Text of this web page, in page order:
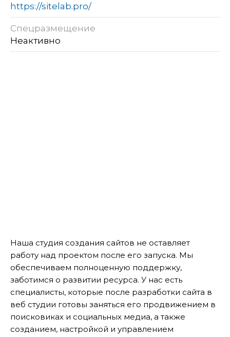
https://sitelab.pro/
Спецразмещение
Неактивно
Наша студия создания сайтов не оставляет
работу над проектом после его запуска. Мы
обеспечиваем полноценную поддержку,
заботимся о развитии ресурса. У нас есть
специалисты, которые после разработки сайта в
веб студии готовы заняться его продвижением в
поисковиках и социальных медиа, а также
созданием, настройкой и управлением